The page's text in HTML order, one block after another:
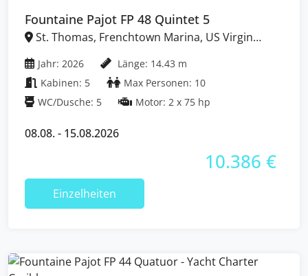
Fountaine Pajot FP 48 Quintet 5
Jahr: 2026
Länge: 14.43 m
Kabinen: 5
Max Personen: 10
WC/Dusche: 5
Motor: 2 x 75 hp
08.08. - 15.08.2026
10.386 €
Einzelheiten